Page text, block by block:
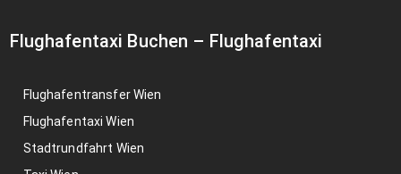
Flughafentaxi Buchen – Flughafentaxi
Flughafentransfer Wien
Flughafentaxi Wien
Stadtrundfahrt Wien